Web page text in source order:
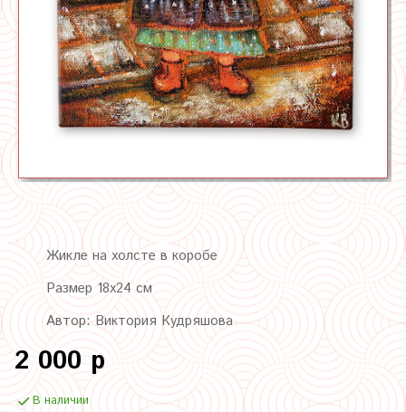
Жикле на холсте в коробе
Размер 18х24 см
Автор: Виктория Кудряшова
2 000 р
В наличии